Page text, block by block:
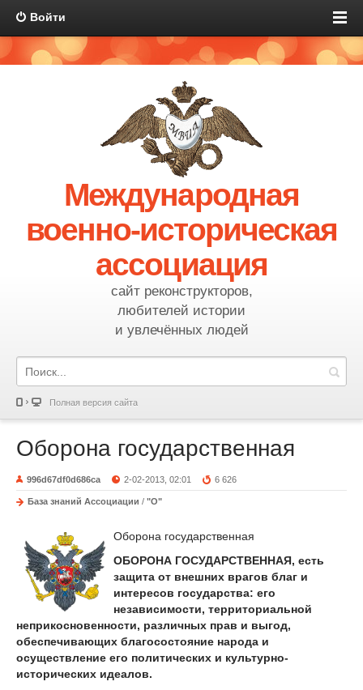
Войти
Международная
военно-историческая
ассоциация
сайт реконструкторов,
любителей истории
и увлечённых людей
Полная версия сайта
Оборона государственная
996d67df0d686ca 2-02-2013, 02:01 6 626
База знаний Ассоциации / "О"
Оборона государственная
ОБОРОНА ГОСУДАРСТВЕННАЯ, есть
защита от внешних врагов благ и
интересов государства: его
независимости, территориальной
неприкосновенности, различных прав и выгод,
обеспечивающих благосостояние народа и
осуществление его политических и культурно-
исторических идеалов.